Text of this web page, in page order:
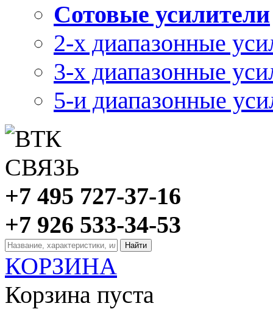
Сотовые усилители
2-х диапазонные
3-х диапазонные
5-и диапазонные
+7 495 727-37-16
+7 926 533-34-53
КОРЗИНА
Корзина пуста